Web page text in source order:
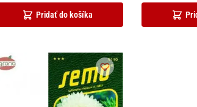
Pridať do košíka